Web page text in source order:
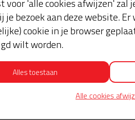
blijft. Help je mee?
je bezoek aan deze website.
cookie in je browser
wilt worden.
Alles toestaan
Alle cookies